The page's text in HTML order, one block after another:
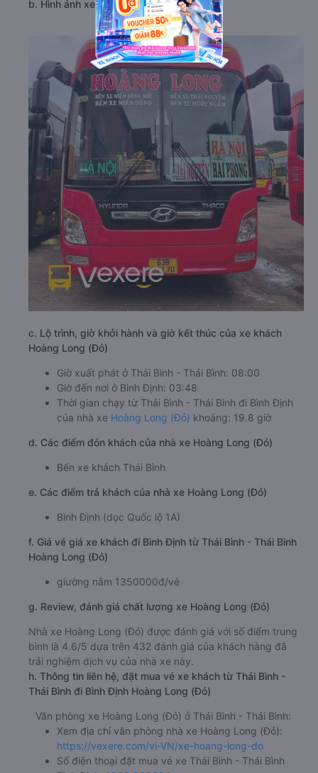
b. Hình ảnh xe Hoàng Long (Đỏ)
c. Lộ trình, giờ khởi hành và giờ kết thúc của xe khách
Hoàng Long (Đỏ)
Giờ xuất phát ở Thái Bình - Thái Bình: 08:00
Giờ đến nơi ở Bình Định: 03:48
Thời gian chạy từ Thái Bình - Thái Bình đi Bình Định
của nhà xe Hoàng Long (Đỏ) khoảng: 19.8 giờ
d. Các điểm đón khách của nhà xe Hoàng Long (Đỏ)
Bến xe khách Thái Bình
e. Các điểm trả khách của nhà xe Hoàng Long (Đỏ)
Bình Định (dọc Quốc lộ 1A)
f. Giá vé giá xe khách đi Bình Định từ Thái Bình - Thái Bình
Hoàng Long (Đỏ)
giường nằm 1350000đ/vé
g. Review, đánh giá chất lượng xe Hoàng Long (Đỏ)
Nhà xe Hoàng Long (Đỏ) được đánh giá với số điểm trung
bình là 4.6/5 dựa trên 432 đánh giá của khách hàng đã
trải nghiệm dịch vụ của nhà xe này.
h. Thông tin liên hệ, đặt mua vé xe khách từ Thái Bình -
Thái Bình đi Bình Định Hoàng Long (Đỏ)
Văn phòng xe Hoàng Long (Đỏ) ở Thái Bình - Thái Bình:
Xem địa chỉ văn phòng nhà xe Hoàng Long (Đỏ):
https://vexere.com/vi-VN/xe-hoang-long-do
Số điện thoại đặt mua vé xe Thái Bình - Thái Bình